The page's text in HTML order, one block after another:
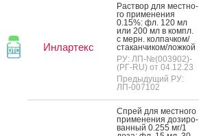
Инлартекс
Рас­твор для мес­тно­
го при­мене­ния
0.15%: фл. 120 мл
или 200 мл в компл.
с мерн. кол­пачком/
ста­кан­чи­ком/лож­кой
РУ: ЛП-№(003902)-
(РГ-RU) от 04.12.23
Предыдущий РУ:
ЛП-007102
Спрей для мес­тно­го
при­мене­ния до­зиро­
ван­ный 0.255 мг/1